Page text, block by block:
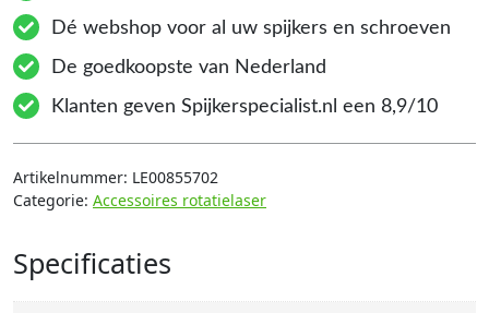
Dé webshop voor al uw spijkers en schroeven
De goedkoopste van Nederland
Klanten geven Spijkerspecialist.nl een 8,9/10
Artikelnummer: LE00855702
Categorie: Accessoires rotatielaser
Specificaties